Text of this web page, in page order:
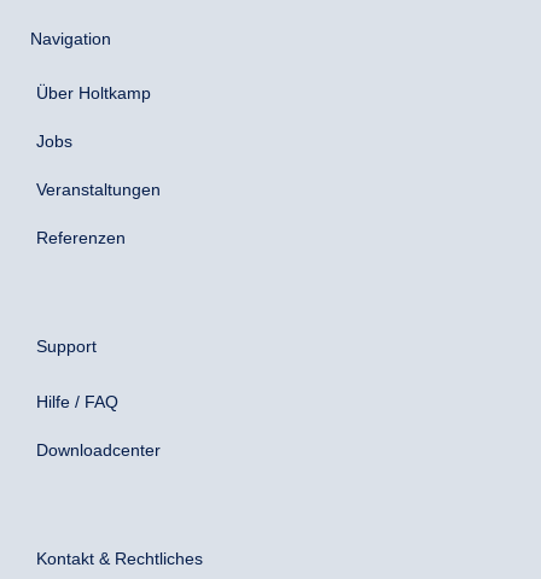
Navigation
Über Holtkamp
Jobs
Veranstaltungen
Referenzen
Support
Hilfe / FAQ
Downloadcenter
Kontakt & Rechtliches